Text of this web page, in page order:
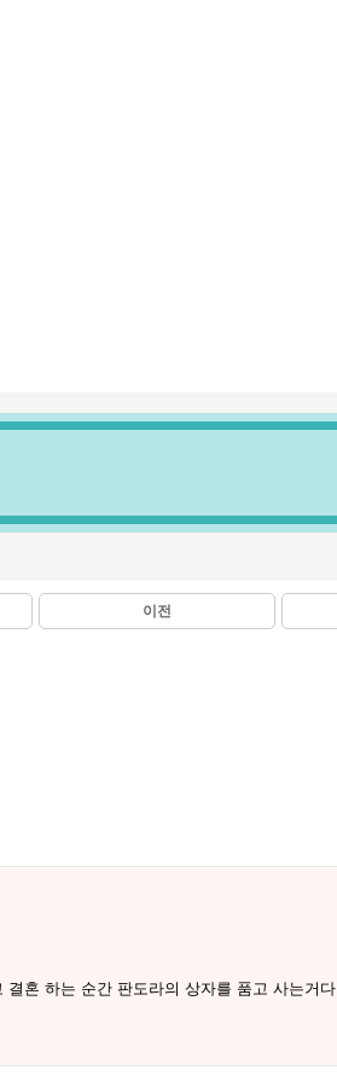
이전
혼 하는 순간 판도라의 상자를 품고 사는거다